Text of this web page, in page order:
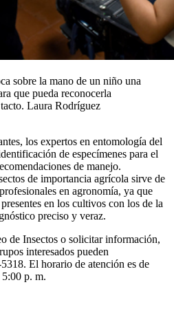
sobre la mano de un niño una
que pueda reconocerla
Laura Rodríguez
los expertos en entomología del
de especímenes para el
de manejo.
de importancia agrícola sirve de
en agronomía, ya que
en los cultivos con los de la
preciso y veraz.
de Insectos o solicitar información,
interesados pueden
El horario de atención es de
p. m.